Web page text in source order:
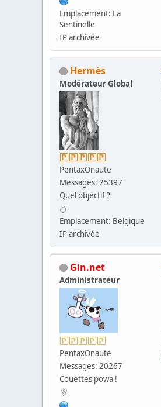
Emplacement: La
Sentinelle
IP archivée
Hermès
Modérateur Global
PentaxOnaute
Messages: 25397
Quel objectif ?
Emplacement: Belgique
IP archivée
Gin.net
Administrateur
PentaxOnaute
Messages: 20267
Couettes powa !